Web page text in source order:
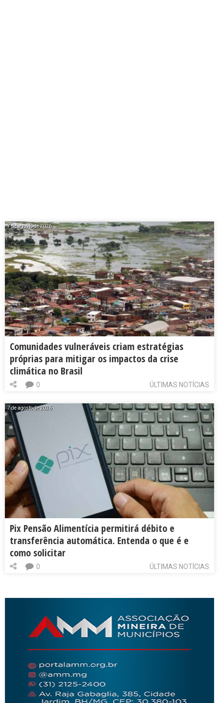
7 de agosto de 2026
Comunidades vulneráveis criam estratégias
próprias para mitigar os impactos da crise
climática no Brasil
ÚLTIMAS NOTÍCIAS
0
7 de agosto de 2026
Pix Pensão Alimentícia permitirá débito e
transferência automática. Entenda o que é e
como solicitar
ÚLTIMAS NOTÍCIAS
0